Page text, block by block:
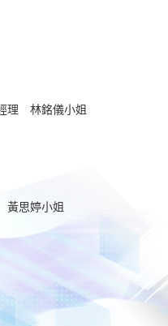
理 林銘儀小姐
黃思婷小姐